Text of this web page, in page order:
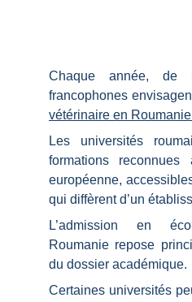
Chaque année, de
francophones
vétérinaire en
Les universités
formations
européenne,
qui diffèrent d’un
L’admission en
Roumanie repose
du dossier académique.
Certaines universités